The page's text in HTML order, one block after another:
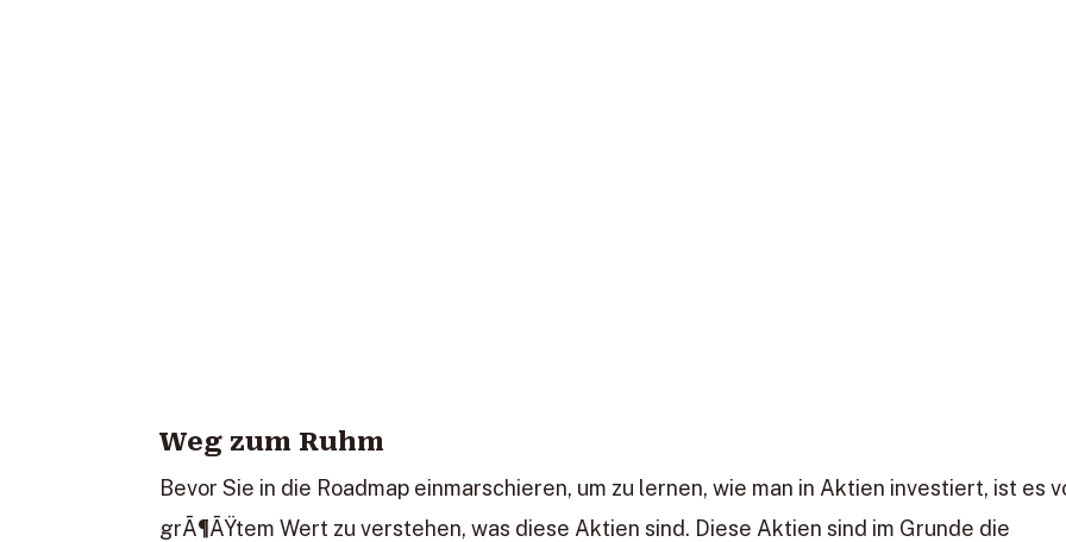
Weg zum Ruhm
Bevor Sie in die Roadmap einmarschieren, um zu lernen, wie man in Aktien investiert, ist es
grÃ¶ÃŸtem Wert zu verstehen, was diese Aktien sind. Diese Aktien sind im Grunde die